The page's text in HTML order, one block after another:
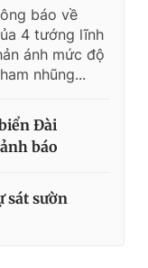
báo về
4 tướng lĩnh
ánh mức độ
nhũng...
Đài
báo
sát sườn